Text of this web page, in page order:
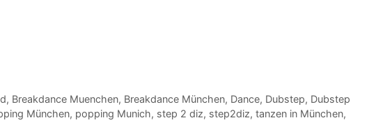
, Breakdance Muenchen, Breakdance München, Dance, Dubstep, Dubstep
München, popping Munich, step 2 diz, step2diz, tanzen in München,